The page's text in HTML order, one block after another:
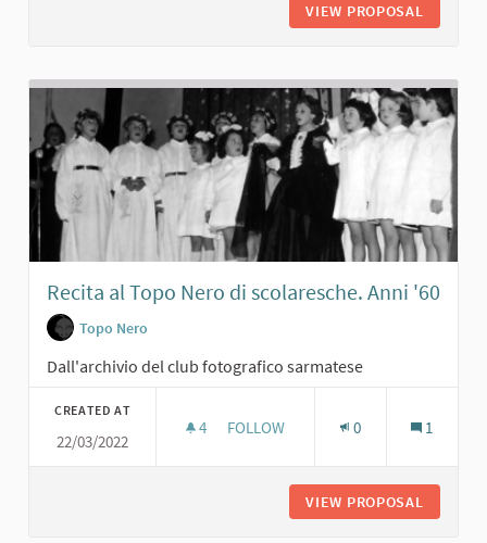
VIEW PROPOSAL
Recita al Topo Nero di scolaresche. Anni '60
Topo Nero
Dall'archivio del club fotografico sarmatese
CREATED AT
22/03/2022
4 4 FOLLOWERS
FOLLOW 0 1
VIEW PROPOSAL